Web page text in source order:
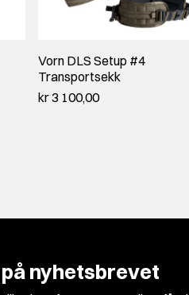
Vorn DLS Setup #4
Transportsekk
kr 3 100,00
nyhetsbrevet